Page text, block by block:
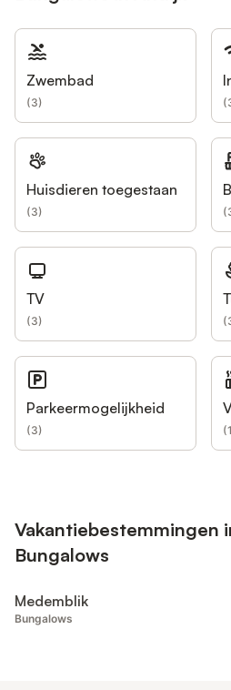
Zwembad
(3) (
Huisdieren toegestaan
(3) (
TV
(3) (
Parkeermogelijkheid
(3) (1
Vakantiebestemmingen
Bungalows
Medemblik
Bungalows